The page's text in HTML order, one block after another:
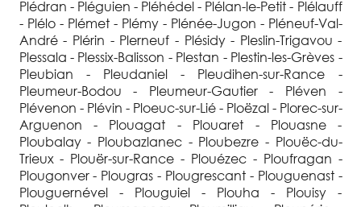
Plédran - Pléguien - Pléhédel - Plélan-le-Petit - Plélauff
- Plélo - Plémet - Plémy - Plénée-Jugon - Pléneuf-Val-
André - Plérin - Plerneuf - Plésidy - Pleslin-Trigavou -
Plessala - Plessix-Balisson - Plestan - Plestin-les-Grèves -
Pleubian - Pleudaniel - Pleudihen-sur-Rance -
Pleumeur-Bodou - Pleumeur-Gautier - Pléven -
Plévenon - Plévin - Ploeuc-sur-Lié - Ploëzal - Plorec-sur-
Arguenon - Plouagat - Plouaret - Plouasne -
Ploubalay - Ploubazlanec - Ploubezre - Plouëc-du-
Trieux - Plouër-sur-Rance - Plouézec - Ploufragan -
Plougonver - Plougras - Plougrescant - Plouguenast -
Plouguernével - Plouguiel - Plouha - Plouisy -